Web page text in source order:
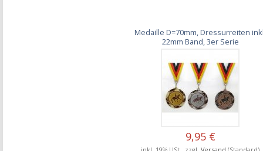
Medaille D=70mm, Dressurreiten
22mm Band, 3er Serie
9,95 €